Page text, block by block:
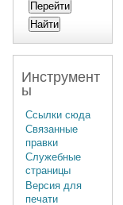
Инструмент
ы
Ссылки сюда
Связанные
правки
Служебные
страницы
Версия для
печати